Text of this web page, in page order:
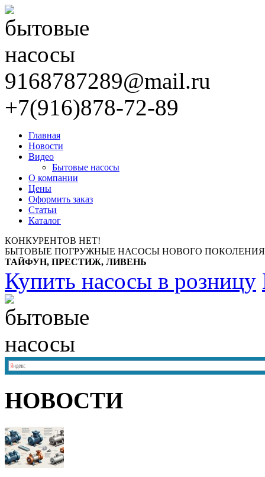
9168787289@mail.ru
+7(916)878-72-89
Главная
Новости
Видео
Бытовые насосы
О компании
Цены
Оформить заказ
Статьи
Каталог
КОНКУРЕНТОВ НЕТ!
БЫТОВЫЕ ПОГРУЖНЫЕ НАСОСЫ НОВОГО
ТАЙФУН, ПРЕСТИЖ, ЛИВЕНЬ
Купить насосы в розницу
НОВОСТИ